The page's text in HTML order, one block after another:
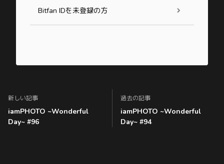
Bitfan IDを未登録の方
新しい記事
iamPHOTO ~Wonderful
Day~ #96
過去の記事
iamPHOTO ~Wonderful
Day~ #94